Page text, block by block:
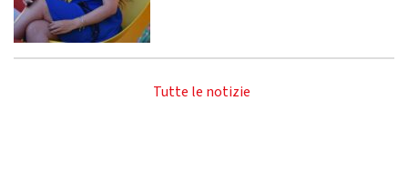
Tutte le notizie